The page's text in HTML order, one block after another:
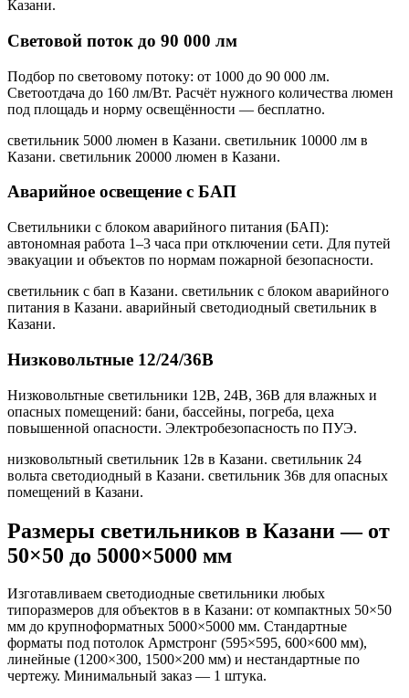
Казани.
Световой поток до 90 000 лм
Подбор по световому потоку: от 1000 до 90 000 лм.
Светоотдача до 160 лм/Вт. Расчёт нужного количества люмен
под площадь и норму освещённости — бесплатно.
светильник 5000 люмен в Казани. светильник 10000 лм в
Казани. светильник 20000 люмен в Казани.
Аварийное освещение с БАП
Светильники с блоком аварийного питания (БАП):
автономная работа 1–3 часа при отключении сети. Для путей
эвакуации и объектов по нормам пожарной безопасности.
светильник с бап в Казани. светильник с блоком аварийного
питания в Казани. аварийный светодиодный светильник в
Казани.
Низковольтные 12/24/36В
Низковольтные светильники 12В, 24В, 36В для влажных и
опасных помещений: бани, бассейны, погреба, цеха
повышенной опасности. Электробезопасность по ПУЭ.
низковольтный светильник 12в в Казани. светильник 24
вольта светодиодный в Казани. светильник 36в для опасных
помещений в Казани.
Размеры светильников в Казани— от
50×50 до 5000×5000 мм
Изготавливаем светодиодные светильники любых
типоразмеров для объектов в в Казани: от компактных 50×50
мм до крупноформатных 5000×5000 мм. Стандартные
форматы под потолок Армстронг (595×595, 600×600 мм),
линейные (1200×300, 1500×200 мм) и нестандартные по
чертежу. Минимальный заказ — 1 штука.